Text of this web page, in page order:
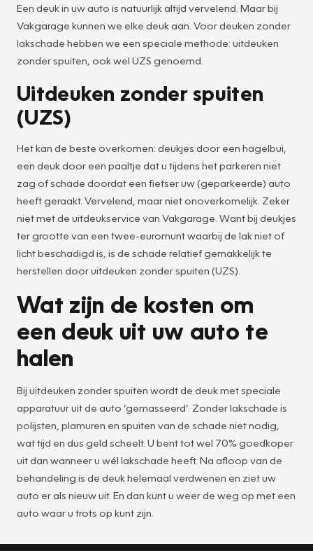
Een deuk in uw auto is natuurlijk altijd vervelend. Maar bij
Vakgarage kunnen we elke deuk aan. Voor deuken zonder
lakschade hebben we een speciale methode: uitdeuken
zonder spuiten, ook wel UZS genoemd.
Uitdeuken zonder spuiten
(UZS)
Het kan de beste overkomen: deukjes door een hagelbui,
een deuk door een paaltje dat u tijdens het parkeren niet
zag of schade doordat een fietser uw (geparkeerde) auto
heeft geraakt. Vervelend, maar niet onoverkomelijk. Zeker
niet met de uitdeukservice van Vakgarage. Want bij deukjes
ter grootte van een twee-euromunt waarbij de lak niet of
licht beschadigd is, is de schade relatief gemakkelijk te
herstellen door uitdeuken zonder spuiten (UZS).
Wat zijn de kosten om
een deuk uit uw auto te
halen
Bij uitdeuken zonder spuiten wordt de deuk met speciale
apparatuur uit de auto ‘gemasseerd’. Zonder lakschade is
polijsten, plamuren en spuiten van de schade niet nodig,
wat tijd en dus geld scheelt. U bent tot wel 70% goedkoper
uit dan wanneer u wél lakschade heeft. Na afloop van de
behandeling is de deuk helemaal verdwenen en ziet uw
auto er als nieuw uit. En dan kunt u weer de weg op met een
auto waar u trots op kunt zijn.